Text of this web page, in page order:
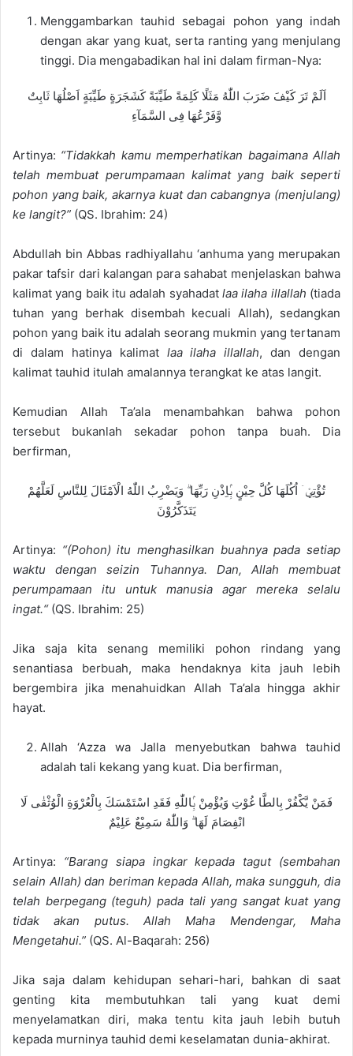
Menggambarkan tauhid sebagai pohon yang indah
dengan akar yang kuat, serta ranting yang menjulang
tinggi. Dia mengabadikan hal ini dalam firman-Nya:
اَلَمْ تَرَ كَيْفَ ضَرَبَ اللّٰهُ مَثَلًا كَلِمَةً طَيِّبَةً كَشَجَرَةٍ طَيِّبَةٍ اَصْلُهَا ثَابِتٌ
وَّفَرْعُهَا فِى السَّمَآءِ
Artinya: “Tidakkah kamu memperhatikan bagaimana Allah
telah membuat perumpamaan kalimat yang baik seperti
pohon yang baik, akarnya kuat dan cabangnya (menjulang)
ke langit?” (QS. Ibrahim: 24)
Abdullah bin Abbas radhiyallahu ‘anhuma yang merupakan
pakar tafsir dari kalangan para sahabat menjelaskan bahwa
kalimat yang baik itu adalah syahadat laa ilaha illallah (tiada
tuhan yang berhak disembah kecuali Allah), sedangkan
pohon yang baik itu adalah seorang mukmin yang tertanam
di dalam hatinya kalimat laa ilaha illallah, dan dengan
kalimat tauhid itulah amalannya terangkat ke atas langit.
Kemudian Allah Ta’ala menambahkan bahwa pohon
tersebut bukanlah sekadar pohon tanpa buah. Dia
berfirman,
تُؤْتِيْۤ اُكُلَهَا كُلَّ حِيْنٍ بِۢاِذْنِ رَبِّهَا ۗ وَيَضْرِبُ اللّٰهُ الْاَمْثَالَ لِلنَّاسِ لَعَلَّهُمْ
يَتَذَكَّرُوْنَ
Artinya: “(Pohon) itu menghasilkan buahnya pada setiap
waktu dengan seizin Tuhannya. Dan, Allah membuat
perumpamaan itu untuk manusia agar mereka selalu
ingat.“(QS. Ibrahim: 25)
Jika saja kita senang memiliki pohon rindang yang
senantiasa berbuah, maka hendaknya kita jauh lebih
bergembira jika menahuidkan Allah Ta’ala hingga akhir
hayat.
Allah ‘Azza wa Jalla menyebutkan bahwa tauhid
adalah tali kekang yang kuat. Dia berfirman,
فَمَنْ يَّكْفُرْ بِالطَّا غُوْتِ وَيُؤْمِنْ بِۢاللّٰهِ فَقَدِ اسْتَمْسَكَ بِالْعُرْوَةِ الْوُثْقٰى لَا
انْفِصَامَ لَهَا ۗ وَاللّٰهُ سَمِيْعٌ عَلِيْمٌ
Artinya: “Barang siapa ingkar kepada tagut (sembahan
selain Allah) dan beriman kepada Allah, maka sungguh, dia
telah berpegang (teguh) pada tali yang sangat kuat yang
tidak akan putus. Allah Maha Mendengar, Maha
Mengetahui.” (QS. Al-Baqarah: 256)
Jika saja dalam kehidupan sehari-hari, bahkan di saat
genting kita membutuhkan tali yang kuat demi
menyelamatkan diri, maka tentu kita jauh lebih butuh
kepada murninya tauhid demi keselamatan dunia-akhirat.